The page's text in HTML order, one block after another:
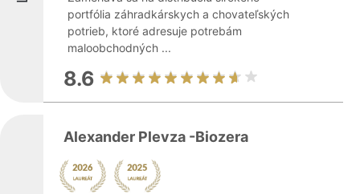
portfólia záhradkárskych a chovateľských
potrieb, ktoré adresuje potrebám
maloobchodných ...
8.6
Alexander Plevza -Biozera